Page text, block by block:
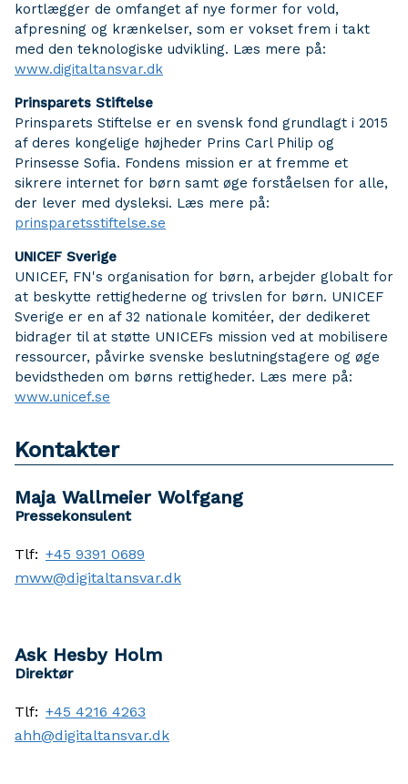
kortlægger de omfanget af nye former for vold,
afpresning og krænkelser, som er vokset frem i takt
med den teknologiske udvikling. Læs mere på:
www.digitaltansvar.dk
Prinsparets Stiftelse
Prinsparets Stiftelse er en svensk fond grundlagt i 2015
af deres kongelige højheder Prins Carl Philip og
Prinsesse Sofia. Fondens mission er at fremme et
sikrere internet for børn samt øge forståelsen for alle,
der lever med dysleksi. Læs mere på:
prinsparetsstiftelse.se
UNICEF Sverige
UNICEF, FN's organisation for børn, arbejder globalt for
at beskytte rettighederne og trivslen for børn. UNICEF
Sverige er en af 32 nationale komitéer, der dedikeret
bidrager til at støtte UNICEFs mission ved at mobilisere
ressourcer, påvirke svenske beslutningstagere og øge
bevidstheden om børns rettigheder. Læs mere på:
www.unicef.se
Kontakter
Maja Wallmeier Wolfgang
Pressekonsulent
Tlf: +45 9391 0689
mww@digitaltansvar.dk
Ask Hesby Holm
Direktør
Tlf: +45 4216 4263
ahh@digitaltansvar.dk